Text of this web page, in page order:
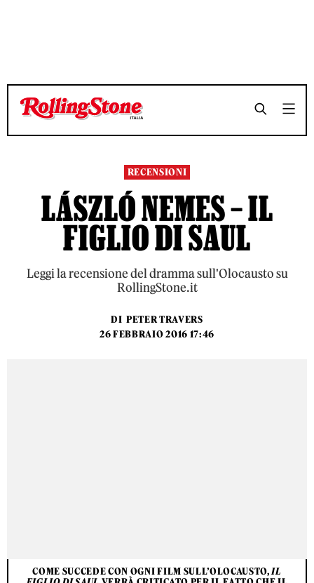
TEMPO DI LETTURA 4 MINUTI SHARE
TEMPO DI LETTURA 4 MINUTI SHARE
RECENSIONI
LÁSZLÓ NEMES – IL
FIGLIO DI SAUL
Leggi la recensione del dramma sull'Olocausto su
RollingStone.it
DI PETER TRAVERS
26 FEBBRAIO 2016 17:46
COME SUCCEDE CON OGNI FILM SULL’OLOCAUSTO,IL